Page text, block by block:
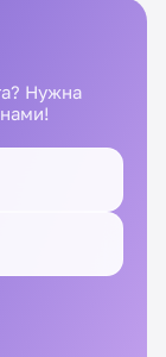
Нужна